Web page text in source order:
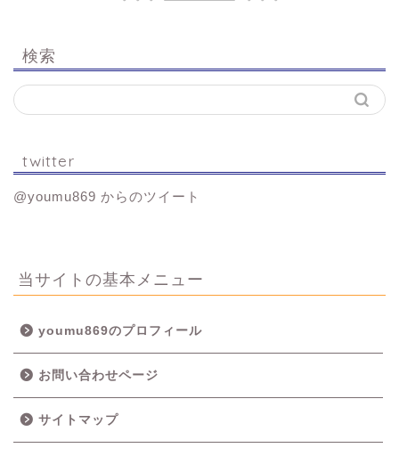
検索
twitter
@youmu869 からのツイート
当サイトの基本メニュー
youmu869のプロフィール
お問い合わせページ
サイトマップ